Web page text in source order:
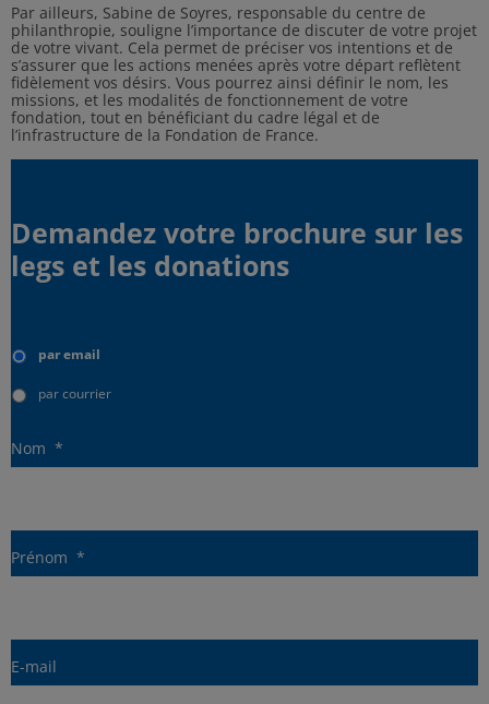
Par ailleurs, Sabine de Soyres, responsable du centre de
philanthropie, souligne l’importance de discuter de votre projet
de votre vivant. Cela permet de préciser vos intentions et de
s’assurer que les actions menées après votre départ reflètent
fidèlement vos désirs. Vous pourrez ainsi définir le nom, les
missions, et les modalités de fonctionnement de votre
fondation, tout en bénéficiant du cadre légal et de
l’infrastructure de la Fondation de France.
Demandez votre brochure sur les
legs et les donations
d'envoipar email
par courrier
Nom *
Prénom *
E-mail